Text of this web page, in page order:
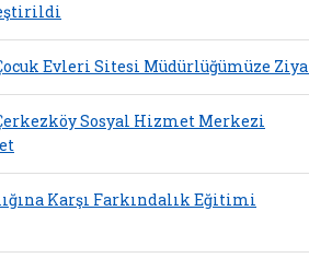
Evleri Sitesi Müdürlüğümüze
Sosyal Hizmet Merkezi
Karşı Farkındalık Eğitimi